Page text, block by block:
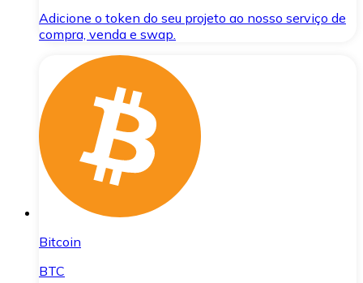
Adicione o token do seu projeto ao nosso serviço de
compra, venda e swap.
Bitcoin
BTC